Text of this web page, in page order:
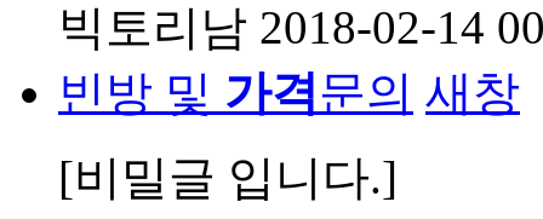
빅토리남 2018-02-14
빈방 및 가격문의 새창
[비밀글 입니다.]